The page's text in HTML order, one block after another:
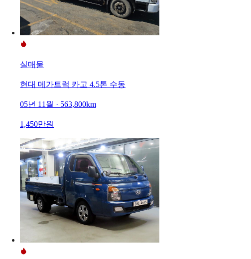
실매물
현대 메가트럭 카고 4.5톤 수동
05년 11월 · 563,800km
1,450만원